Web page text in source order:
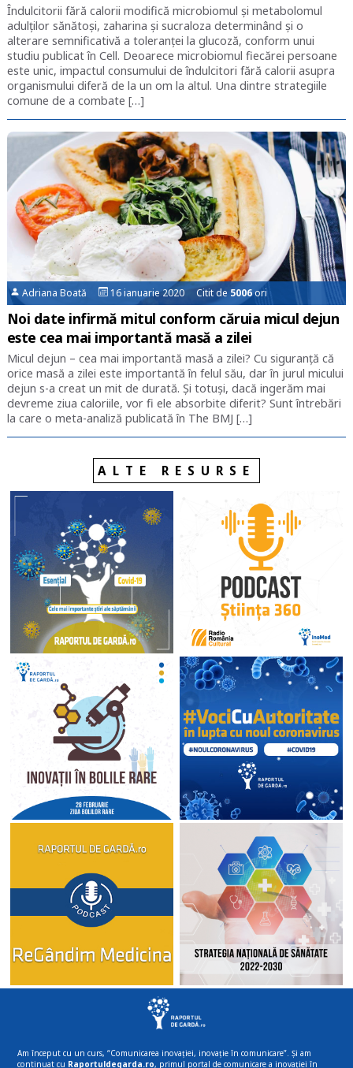
Îndulcitorii fără calorii modifică microbiomul și metabolomul
adulţilor sănătoși, zaharina şi sucraloza determinând şi o
alterare semnificativă a toleranţei la glucoză, conform unui
studiu publicat în Cell. Deoarece microbiomul fiecărei persoane
este unic, impactul consumului de îndulcitori fără calorii asupra
organismului diferă de la un om la altul. Una dintre strategiile
comune de a combate […]
Adriana Boată 16 ianuarie 2020 Citit de5006ori
Noi date infirmă mitul conform căruia micul dejun
este cea mai importantă masă a zilei
Micul dejun – cea mai importantă masă a zilei? Cu siguranță că
orice masă a zilei este importantă în felul său, dar în jurul micului
dejun s-a creat un mit de durată. Și totuși, dacă ingerăm mai
devreme ziua caloriile, vor fi ele absorbite diferit? Sunt întrebări
la care o meta-analiză publicată în The BMJ […]
ALTE RESURSE
Am început cu un curs, “Comunicarea inovației, inovație în comunicare”. Și am
continuat cu Raportuldegarda.ro, primul portal de comunicare a inovației în